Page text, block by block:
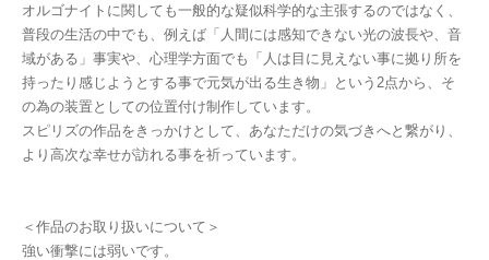
オルゴナイトに関しても一般的な疑似科学的な主張するのではなく、
普段の生活の中でも、例えば「人間には感知できない光の波長や、音
域がある」事実や、心理学方面でも「人は目に見えない事に拠り所を
持ったり感じようとする事で元気が出る生き物」という2点から、そ
の為の装置としての位置付け制作しています。
スピリズの作品をきっかけとして、あなただけの気づきへと繋がり、
より高次な幸せが訪れる事を祈っています。
＜作品のお取り扱いについて＞
強い衝撃には弱いです。